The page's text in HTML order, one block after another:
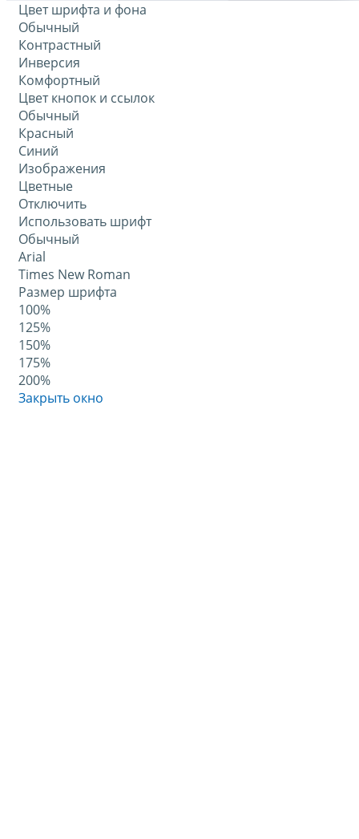
Цвет шрифта и фона
Обычный
Контрастный
Инверсия
Комфортный
Цвет кнопок и ссылок
Обычный
Красный
Синий
Изображения
Цветные
Отключить
Использовать шрифт
Обычный
Arial
Times New Roman
Размер шрифта
100%
125%
150%
175%
200%
Закрыть окно